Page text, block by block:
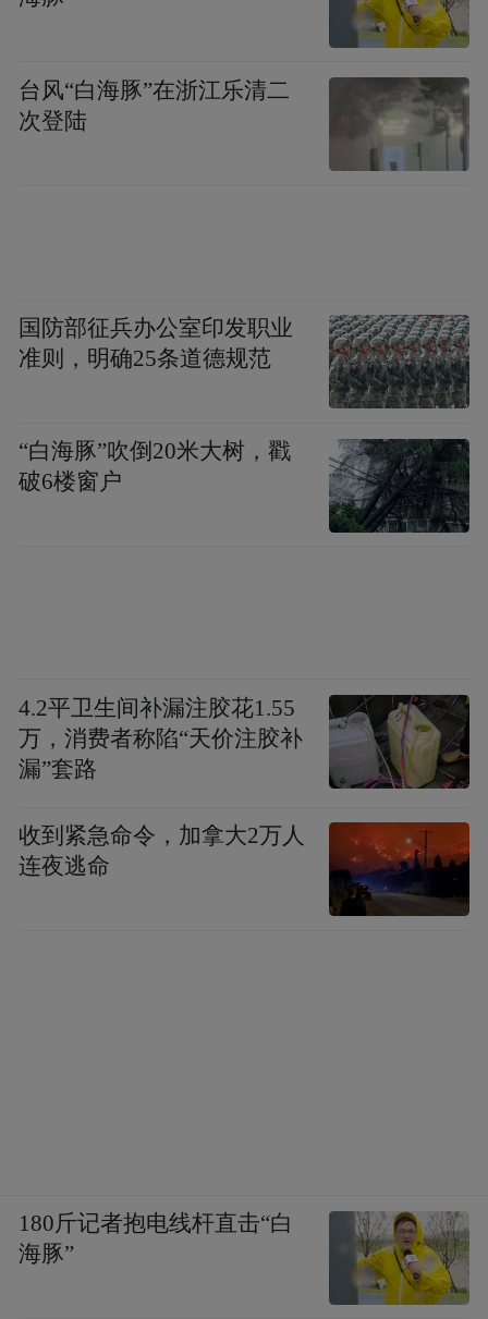
业在使用汇率避险工具时，金融机构按照一
定比例分担部分交易成本。
五是优化通关服务与物流保障
持续升级“单
一窗口”功能，整合海关、税务、外汇管理等
证，审核通过后即可放行货物，缩短通关时
间。
频)为凤凰网旗下自媒体平台“大风号”用户上传并发
布，本平台仅提供信息存储空间服务。
Notice: The content above (including the videos,
pictures and audios if any) is uploaded and posted
台风“白海豚”在浙江乐清二
次登陆
国防部征兵办公室印发职业
准则，明确25条道德规范
“白海豚”吹倒20米大树，戳
破6楼窗户
4.2平卫生间补漏注胶花1.55
万，消费者称陷“天价注胶补
漏”套路
收到紧急命令，加拿大2万人
连夜逃命
180斤记者抱电线杆直击“白
海豚”